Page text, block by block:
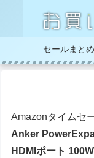
セールまとめ
Amazonタイムセ
Anker
HDMIポート